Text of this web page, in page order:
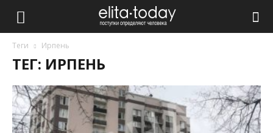
Теги Ирпень
ТЕГ: ИРПЕНЬ